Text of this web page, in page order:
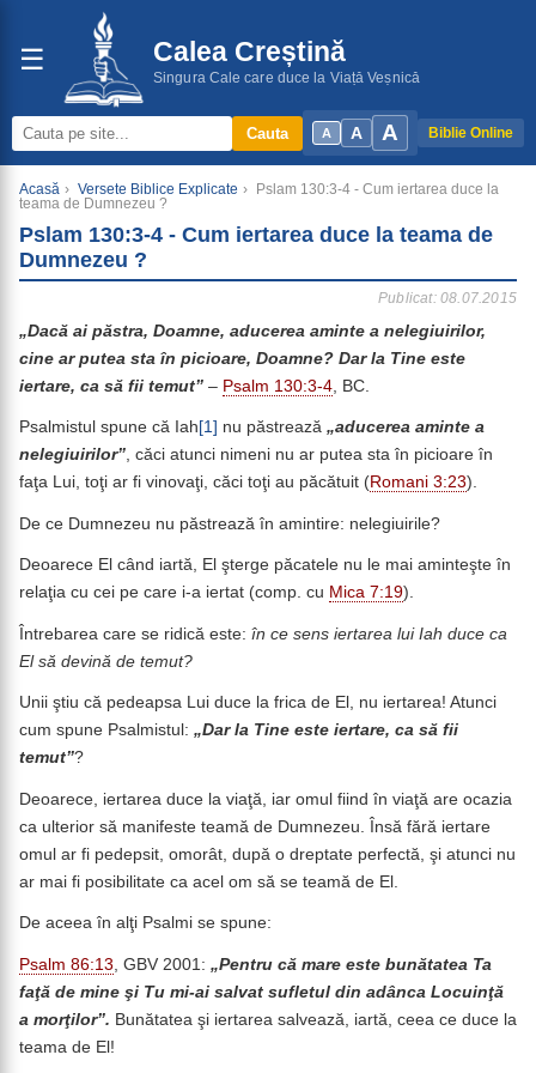
☰ Calea Creștină
Singura Cale care duce la Viață Veșnică
A A A Biblie Online
Cauta
Acasă › Versete Biblice Explicate ›
Pslam 130:3-4 - Cum iertarea duce la
teama de Dumnezeu ?
Pslam 130:3-4 - Cum iertarea duce la teama de
Dumnezeu ?
Publicat: 08.07.2015
„Dacă ai păstra, Doamne, aducerea aminte a nelegiuirilor,
cine ar putea sta în picioare, Doamne? Dar la Tine este
iertare, ca să fii temut” – Psalm 130:3-4, BC.
Psalmistul spune că Iah [1] nu păstrează „aducerea aminte a
nelegiuirilor”, căci atunci nimeni nu ar putea sta în picioare în
faţa Lui, toţi ar fi vinovaţi, căci toţi au păcătuit (Romani 3:23).
De ce Dumnezeu nu păstrează în amintire: nelegiuirile?
Deoarece El când iartă, El şterge păcatele nu le mai aminteşte în
relaţia cu cei pe care i-a iertat (comp. cu Mica 7:19).
Întrebarea care se ridică este: în ce sens iertarea lui Iah duce ca
El să devină de temut?
Unii ştiu că pedeapsa Lui duce la frica de El, nu iertarea! Atunci
cum spune Psalmistul: „Dar la Tine este iertare, ca să fii
temut”?
Deoarece, iertarea duce la viaţă, iar omul fiind în viaţă are ocazia
ca ulterior să manifeste teamă de Dumnezeu. Însă fără iertare
omul ar fi pedepsit, omorât, după o dreptate perfectă, şi atunci nu
ar mai fi posibilitate ca acel om să se teamă de El.
De aceea în alţi Psalmi se spune:
Psalm 86:13 , GBV 2001: „Pentru că mare este bunătatea Ta
faţă de mine şi Tu mi-ai salvat sufletul din adânca Locuinţă
a morţilor”. Bunătatea şi iertarea salvează, iartă, ceea ce duce la
teama de El!